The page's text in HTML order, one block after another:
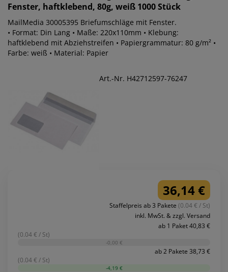
Fenster, haftklebend, 80g, weiß 1000 Stück
MailMedia 30005395 Briefumschläge mit Fenster.
• Format: Din Lang • Maße: 220x110mm • Klebung:
haftklebend mit Abziehstreifen • Papiergrammatur: 80 g/m² •
Farbe: weiß • Material: Papier
Art.-Nr. H42712597-76247
36,14 €
Staffelpreis ab 3 Pakete (0.04 € / St)
inkl. MwSt. & zzgl. Versand
ab 1 Paket 40,83 €
(0.04 € / St)
-0,00 €
ab 2 Pakete 38,73 €
(0.04 € / St)
-4,19 €